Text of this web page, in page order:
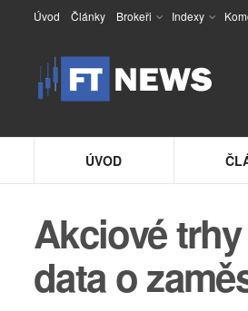
Úvod Články Brokeři Indexy
ÚVOD
Akciové
data o